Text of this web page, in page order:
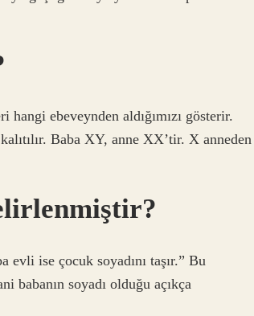
ebeveynden aldığımızı gösterir.
Baba XY, anne XX’tir. X anneden
ise çocuk soyadını taşır.” Bu
babanın soyadı olduğu açıkça